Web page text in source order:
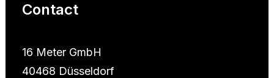
Contact
16 Meter GmbH
40468 Düsseldorf